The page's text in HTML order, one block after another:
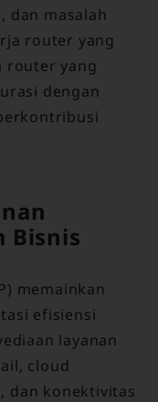
dan masalah
router yang
router yang
dengan
Bisnis
memainkan
efisiensi
layanan
cloud
dan konektivitas